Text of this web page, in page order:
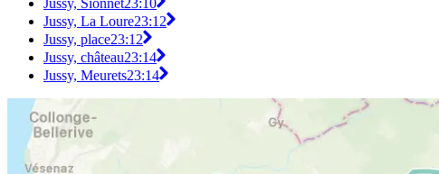
Jussy, Sionnet23:10
Jussy, La Loure23:12
Jussy, place23:12
Jussy, château23:14
Jussy, Meurets23:14